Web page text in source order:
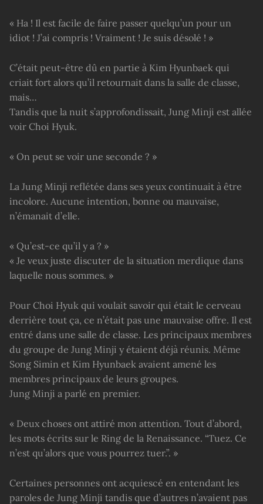
« Ha ! Il est facile de faire passer quelqu’un pour un
idiot ! J’ai compris ! Vraiment ! Je suis désolé ! »
C’était peut-être dû en partie à Kim Hyunbaek qui
criait fort alors qu’il retournait dans la salle de classe,
mais…
Tandis que la nuit s’approfondissait, Jung Minji est allée
voir Choi Hyuk.
« On peut se voir une seconde ? »
La Jung Minji reflétée dans ses yeux continuait à être
incolore. Aucune intention, bonne ou mauvaise,
n’émanait d’elle.
« Qu’est-ce qu’il y a ? »
« Je veux juste discuter de la situation merdique dans
laquelle nous sommes. »
Pour Choi Hyuk qui voulait savoir qui était le cerveau
derrière tout ça, ce n’était pas une mauvaise offre. Il est
entré dans une salle de classe. Les principaux membres
du groupe de Jung Minji y étaient déjà réunis. Même
Song Simin et Kim Hyunbaek avaient amené les
membres principaux de leurs groupes.
Jung Minji a parlé en premier.
« Deux choses ont attiré mon attention. Tout d’abord,
les mots écrits sur le Ring de la Renaissance. “Tuez. Ce
n’est qu’alors que vous pourrez tuer.”. »
Certaines personnes ont acquiescé en entendant les
paroles de Jung Minji tandis que d’autres n’avaient pas